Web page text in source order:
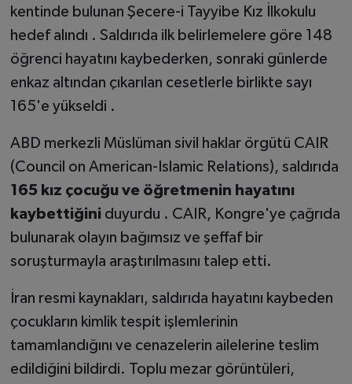
kentinde bulunan Şecere-i Tayyibe Kız İlkokulu
hedef alındı . Saldırıda ilk belirlemelere göre 148
öğrenci hayatını kaybederken, sonraki günlerde
enkaz altından çıkarılan cesetlerle birlikte sayı
165'e yükseldi .
ABD merkezli Müslüman sivil haklar örgütü CAIR
(Council on American-Islamic Relations), saldırıda
165 kız çocuğu ve öğretmenin hayatını
kaybettiğiniduyurdu . CAIR, Kongre'ye çağrıda
bulunarak olayın bağımsız ve şeffaf bir
soruşturmayla araştırılmasını talep etti.
İran resmi kaynakları, saldırıda hayatını kaybeden
çocukların kimlik tespit işlemlerinin
tamamlandığını ve cenazelerin ailelerine teslim
edildiğini bildirdi. Toplu mezar görüntüleri,